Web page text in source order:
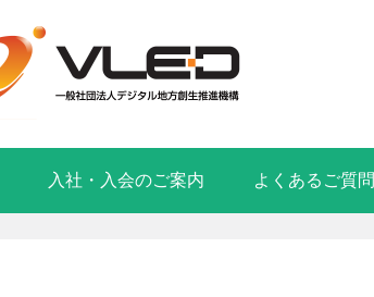
入社・入会のご案内 よくあるご質問